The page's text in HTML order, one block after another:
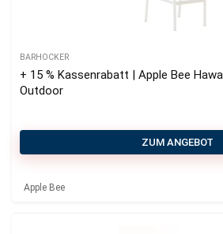
BARHOCKER
+ 15 % Kassenrabatt | Apple Bee
Outdoor
ZUM ANGEBOT
Apple Bee